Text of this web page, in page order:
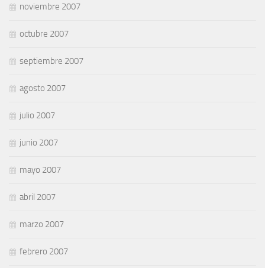
noviembre 2007
octubre 2007
septiembre 2007
agosto 2007
julio 2007
junio 2007
mayo 2007
abril 2007
marzo 2007
febrero 2007